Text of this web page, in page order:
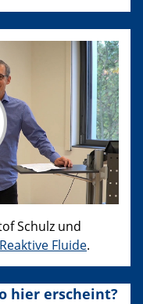
Schulz und
Fluide.
hier erscheint?